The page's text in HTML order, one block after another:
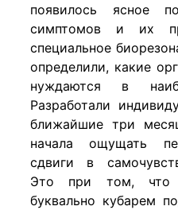
появилось ясное
симптомов и их
специальное
определили, какие
нуждаются в
Разработали
ближайшие три
начала ощущать
сдвиги в
Это при том, что
буквально кубарем